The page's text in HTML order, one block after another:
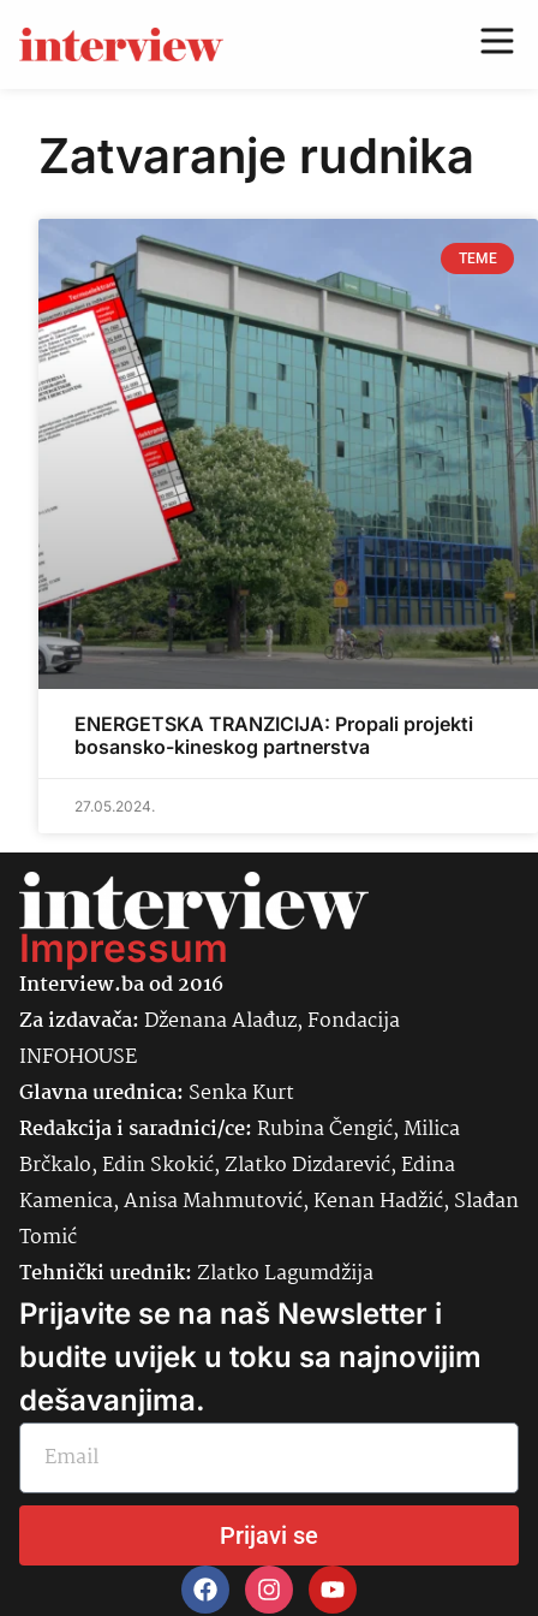
Zatvaranje rudnika
TEME
ENERGETSKA TRANZICIJA: Propali projekti
bosansko-kineskog partnerstva
27.05.2024.
Impressum
Interview.ba od 2016
Za izdavača:Dženana Alađuz, Fondacija
INFOHOUSE
Glavna urednica: SenkaKurt
Redakcija i saradnici/ce:Rubina Čengić, Milica
Brčkalo, Edin Skokić, Zlatko Dizdarević, Edina
Kamenica, Anisa Mahmutović, Kenan Hadžić, Slađan
Tomić
Tehnički urednik:Zlatko Lagumdžija
Prijavite se na naš Newsletter i
budite uvijek u toku sa najnovijim
dešavanjima.
Prijavi se